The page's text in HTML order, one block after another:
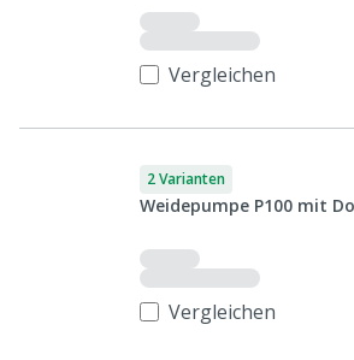
Vergleichen
2 Varianten
Weidepumpe P100 mit
Vergleichen